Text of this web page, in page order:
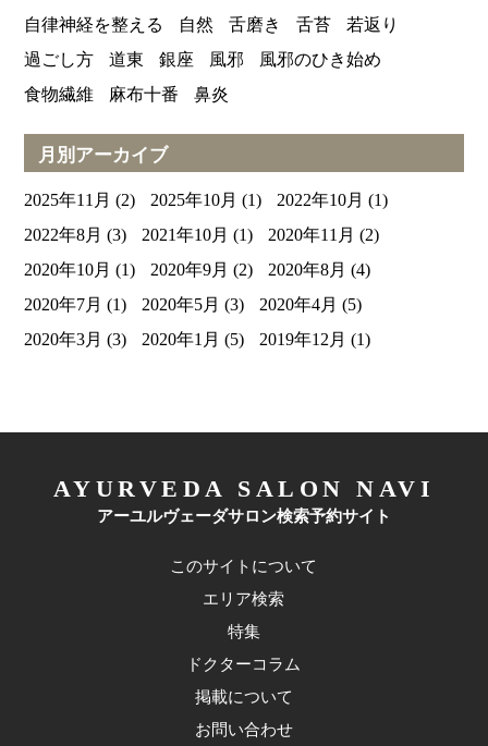
自律神経を整える
自然 舌磨き 舌苔
若返り
過ごし方
道東 銀座 風邪
風邪のひき始め
食物繊維
麻布十番 鼻炎
月別アーカイブ
2025年11月 (2) 2025年10月 (1) 2022年10月 (1)
2022年8月 (3) 2021年10月 (1) 2020年11月 (2)
2020年10月 (1) 2020年9月 (2) 2020年8月 (4)
2020年7月 (1) 2020年5月 (3) 2020年4月 (5)
2020年3月 (3) 2020年1月 (5) 2019年12月 (1)
AYURVEDA SALON NAVI
アーユルヴェーダサロン検索予約サイト
このサイトについて
エリア検索
特集
ドクターコラム
掲載について
お問い合わせ